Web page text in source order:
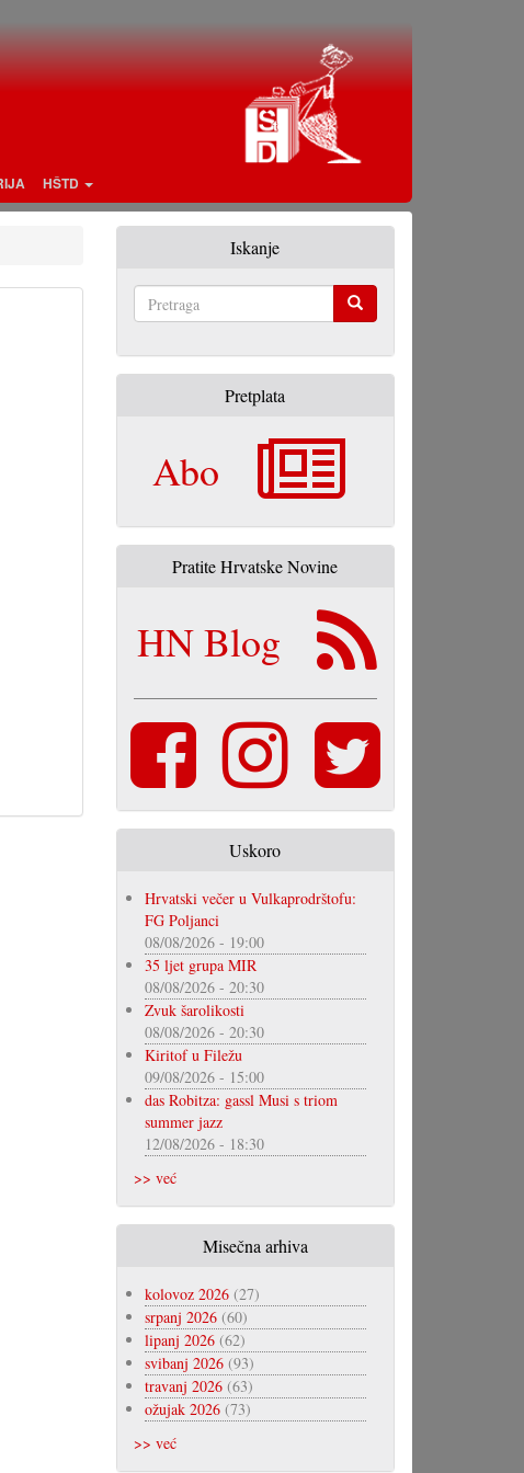
HŠTD
Iskanje
Pretplata
Abo
Pratite Hrvatske Novine
HN Blog
Uskoro
Hrvatski večer u Vulkaprodrštofu:
FG Poljanci
08/08/2026 - 19:00
35 ljet grupa MIR
08/08/2026 - 20:30
Zvuk šarolikosti
08/08/2026 - 20:30
Kiritof u Filežu
09/08/2026 - 15:00
das Robitza: gassl Musi s triom
summer jazz
12/08/2026 - 18:30
>> već
Misečna arhiva
kolovoz 2026(27)
srpanj 2026(60)
lipanj 2026(62)
svibanj 2026(93)
travanj 2026(63)
ožujak 2026(73)
>> već